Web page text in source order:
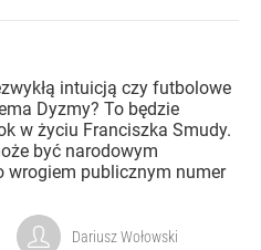
intuicją czy futbolowe
Dyzmy? To będzie
w życiu Franciszka Smudy.
być narodowym
wrogiem publicznym numer
Dariusz Wołowski